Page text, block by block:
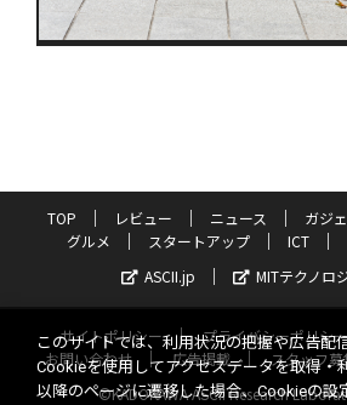
TOP レビュー ニュース ガジ
グルメ
スタートアップ ICT
ASCII.jp
MITテクノロ
サイトポリシー プライバシーポリシー
お問い合わせ
広告掲載 スタッフ募
©KADOKAWA ASCII Research
このサイトでは、利用状況の把握や広告配
Cookieを使用してアクセスデータを取得・
以降のページに遷移した場合、Cookieの設